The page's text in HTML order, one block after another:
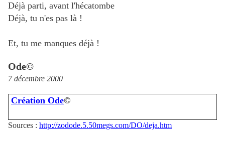
Déjà parti, avant l'hécatombe
Déjà, tu n'es pas là !
Et, tu me manques déjà !
Ode©
7 décembre 2000
Création Ode©
Sources : http://zodode.5.50megs.com/DO/deja.htm